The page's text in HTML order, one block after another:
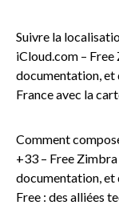
Suivre la
iCloud.com – Free
documentation, et
France avec la
Comment
+33 – Free
documentation, et
Free : des alliées